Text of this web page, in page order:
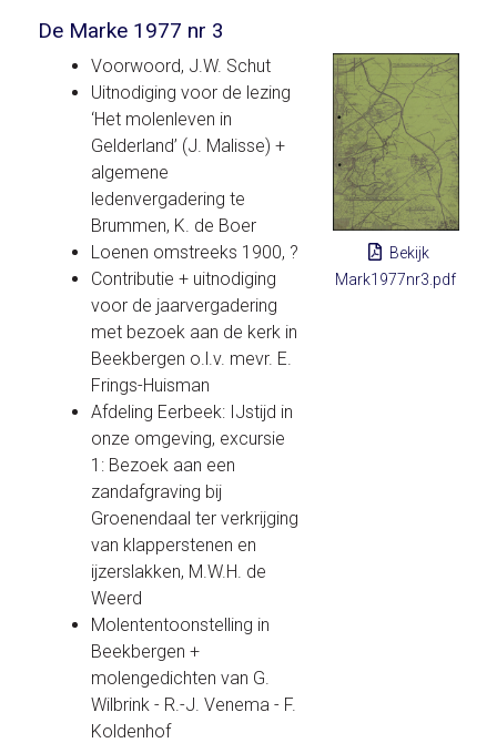
De Marke 1977 nr 3
Bekijk
Mark1977nr3.pdf
Voorwoord, J.W. Schut
Uitnodiging voor de lezing
‘Het molenleven in
Gelderland’ (J. Malisse) +
algemene
ledenvergadering te
Brummen, K. de Boer
Loenen omstreeks 1900, ?
Contributie + uitnodiging
voor de jaarvergadering
met bezoek aan de kerk in
Beekbergen o.l.v. mevr. E.
Frings-Huisman
Afdeling Eerbeek: IJstijd in
onze omgeving, excursie
1: Bezoek aan een
zandafgraving bij
Groenendaal ter verkrijging
van klapperstenen en
ijzerslakken, M.W.H. de
Weerd
Molententoonstelling in
Beekbergen +
molengedichten van G.
Wilbrink - R.-J. Venema - F.
Koldenhof